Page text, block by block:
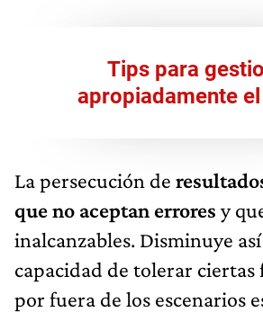
Tips para
apropiadamente
La persecución de
que no aceptan errores y
inalcanzables. Disminuye
capacidad de tolerar ciertas
por fuera de los escenarios